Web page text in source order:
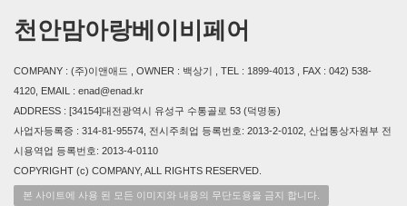
천안맘아랑베이비페어
COMPANY : (주)이앤애드 , OWNER : 백상기 , TEL : 1899-4013 , FAX : 042) 538-
4120, EMAIL : enad@enad.kr
ADDRESS : [34154]대전광역시 유성구 수통골로 53 (덕명동)
사업자등록증 : 314-81-95574, 전시주최업 등록번호: 2013-2-0102, 산업통상자원부 전
시용역업 등록번호: 2013-4-0110
COPYRIGHT (c) COMPANY, ALL RIGHTS RESERVED.
본 사이트에 사용 된 모든 이미지와 내용의 무단도용을 금지 합니다.